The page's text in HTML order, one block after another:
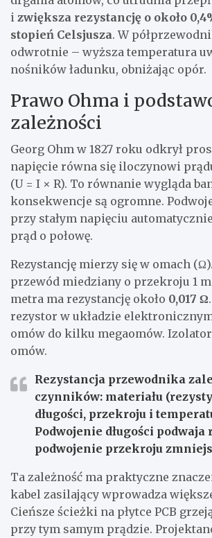
i zwiększa rezystancję o około
stopień Celsjusza. W
odwrotnie – wyższa temperatura
nośników ładunku, obniżając opór.
Prawo Ohma i
zależności
Georg Ohm w 1827 roku odkrył
napięcie równa się iloczynowi
(U = I × R). To równanie wygląda
konsekwencje są ogromne.
przy stałym napięciu
prąd o połowę.
Rezystancję mierzy się w omach
przewód miedziany o przekroju 1
metra ma rezystancję około 0,017 Ω
rezystor w układzie
omów do kilku megaomów.
omów.
Rezystancja przewodnika
czynników: materiału
długości, przekroju i
Podwojenie długości podwaja
podwojenie przekroju
Ta zależność ma praktyczne
kabel zasilający wprowadza
Cieńsze ścieżki na płytce PCB
przy tym samym prądzie.